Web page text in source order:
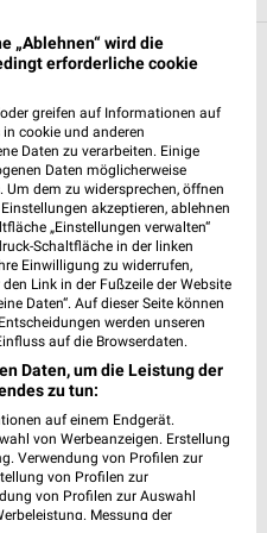
in Großengottern
Öffnungszeiten von z.B.
das Thema Auto & Motorrad
und
REWE
„Ablehnen“ wird die
erforderliche cookie
greifen auf Informationen auf
in cookie und anderen
Daten zu verarbeiten. Einige
Daten möglicherweise
dem zu widersprechen, öffnen
akzeptieren, ablehnen
„Einstellungen verwalten“
Schaltfläche in der linken
Einwilligung zu widerrufen,
Link in der Fußzeile der Website
Daten“. Auf dieser Seite können
werden unseren
auf die Browserdaten.
Daten, um die Leistung der
zu tun:
auf einem Endgerät.
von Werbeanzeigen. Erstellung
Verwendung von Profilen zur
von Profilen zur
von Profilen zur Auswahl
Messung der